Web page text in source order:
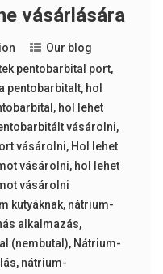
vásárlására
Our blog
pentobarbital port,
pentobarbitalt, hol
, hol lehet
vásárolni,
vásárolni, Hol lehet
vásárolni, hol lehet
vásárolni
kutyáknak, nátrium-
alkalmazás,
(nembutal), Nátrium-
, nátrium-